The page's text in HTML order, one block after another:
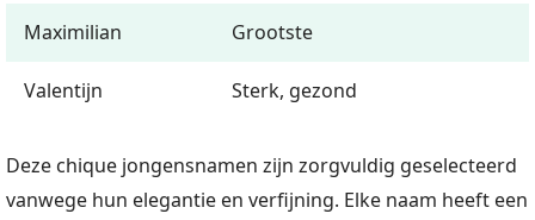
Maximilian Grootste
Valentijn Sterk, gezond
Deze chique jongensnamen zijn zorgvuldig geselecteerd
vanwege hun elegantie en verfijning. Elke naam heeft een